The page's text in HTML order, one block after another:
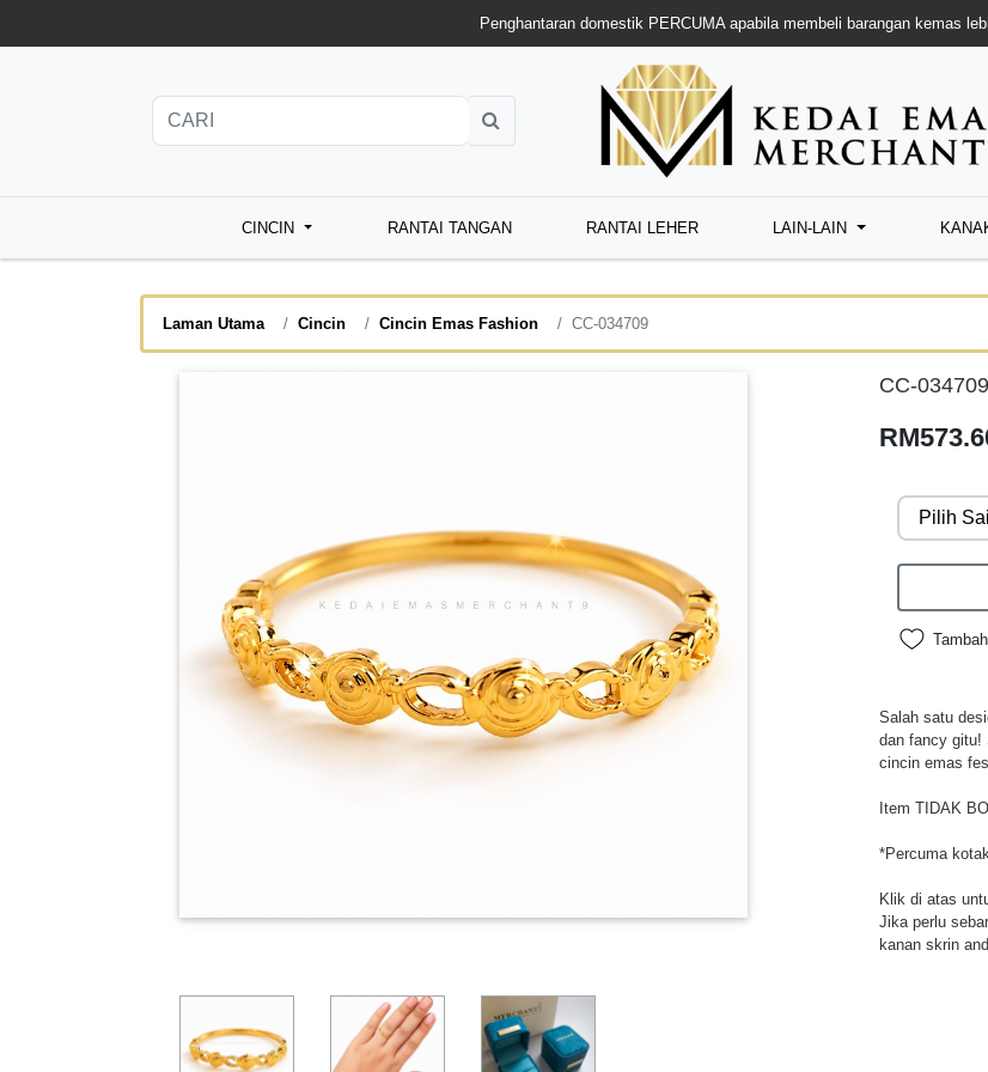
Penghantaran domestik PERCUMA apabila membeli barangan kemas
CINCIN RANTAI TANGAN RANTAI LEHER LAIN-LAIN
Laman Utama Cincin Cincin Emas Fashion CC-034709
CC-
Salah satu
dan fancy gitu!
cincin emas
Item TIDAK
*Percuma
Klik di atas
Jika perlu
kanan skrin